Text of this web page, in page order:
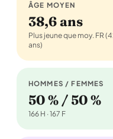
ÂGE MOYEN
38,6 ans
Plus jeune que moy. FR
ans)
HOMMES / FEMMES
50 % / 50 %
166 H · 167 F